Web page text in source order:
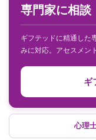
専門家に相談
ギフテッドに精通した
みに対応。アセスメン
ギ
心理